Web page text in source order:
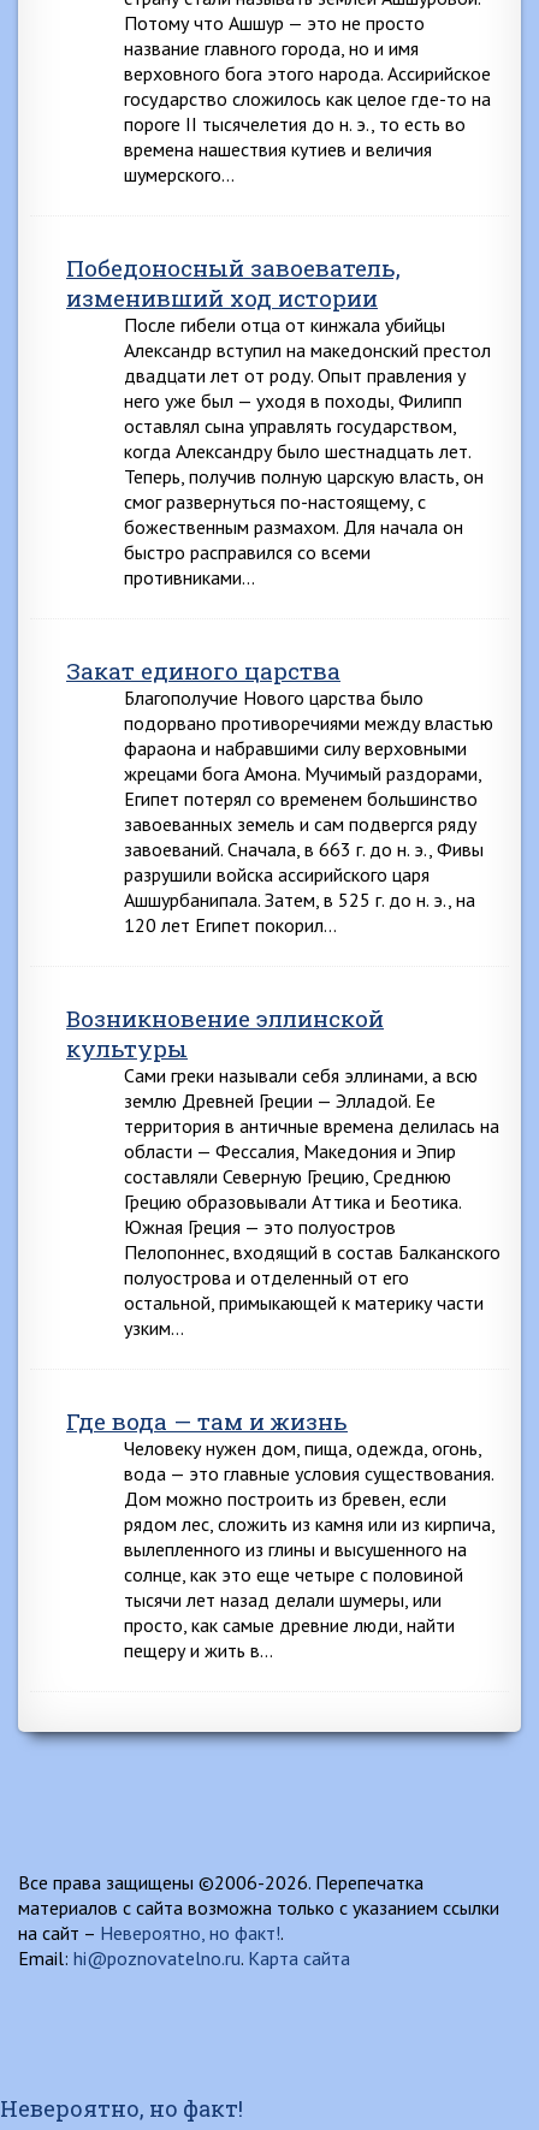
Потому что Ашшур — это не просто
название главного города, но и имя
верховного бога этого народа. Ассирийское
государство сложилось как целое где-то на
пороге II тысячелетия до н. э., то есть во
времена нашествия кутиев и величия
шумерского…
Победоносный завоеватель,
изменивший ход истории
После гибели отца от кинжала убийцы
Александр вступил на македонский престол
двадцати лет от роду. Опыт правления у
него уже был — уходя в походы, Филипп
оставлял сына управлять государством,
когда Александру было шестнадцать лет.
Теперь, получив полную царскую власть, он
смог развернуться по-настоящему, с
божественным размахом. Для начала он
быстро расправился со всеми
противниками…
Закат единого царства
Благополучие Нового царства было
подорвано противоречиями между властью
фараона и набравшими силу верховными
жрецами бога Амона. Мучимый раздорами,
Египет потерял со временем большинство
завоеванных земель и сам подвергся ряду
завоеваний. Сначала, в 663 г. до н. э., Фивы
разрушили войска ассирийского царя
Ашшурбанипала. Затем, в 525 г. до н. э., на
120 лет Египет покорил…
Возникновение эллинской
культуры
Сами греки называли себя эллинами, а всю
землю Древней Греции — Элладой. Ее
территория в античные времена делилась на
области — Фессалия, Македония и Эпир
составляли Северную Грецию, Среднюю
Грецию образовывали Аттика и Беотика.
Южная Греция — это полуостров
Пелопоннес, входящий в состав Балканского
полуострова и отделенный от его
остальной, примыкающей к материку части
узким…
Где вода — там и жизнь
Человеку нужен дом, пища, одежда, огонь,
вода — это главные условия существования.
Дом можно построить из бревен, если
рядом лес, сложить из камня или из кирпича,
вылепленного из глины и высушенного на
солнце, как это еще четыре с половиной
тысячи лет назад делали шумеры, или
просто, как самые древние люди, найти
пещеру и жить в…
Все права защищены ©2006-2026. Перепечатка
материалов с сайта возможна только с указанием ссылки
на сайт – Невероятно, но факт!.
Email: hi@poznovatelno.ru. Карта сайта
Невероятно, но факт!